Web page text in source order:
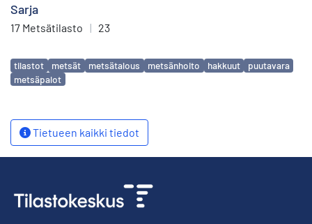
Sarja
17 Metsätilasto | 23
Avainsanat
tilastot metsät metsätalous metsänhoito hakkuut
puutavara
metsäpalot
Tietueen kaikki tiedot